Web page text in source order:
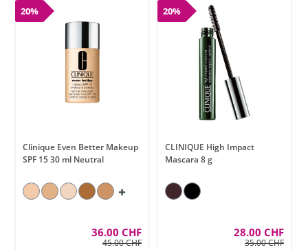
20%
Clinique Even Better Makeup
SPF 15 30 ml Neutral
36.00 CHF
45.00 CHF
20%
CLINIQUE High Impact
Mascara 8 g
28.00 CHF
35.00 CHF